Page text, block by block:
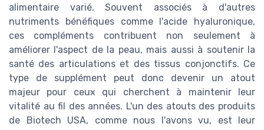
alimentaire varié. Souvent associés à d'autres
nutriments bénéfiques comme l'acide hyaluronique,
ces compléments contribuent non seulement à
améliorer l'aspect de la peau, mais aussi à soutenir la
santé des articulations et des tissus conjonctifs. Ce
type de supplément peut donc devenir un atout
majeur pour ceux qui cherchent à maintenir leur
vitalité au fil des années. L'un des atouts des produits
de Biotech USA, comme nous l'avons vu, est leur